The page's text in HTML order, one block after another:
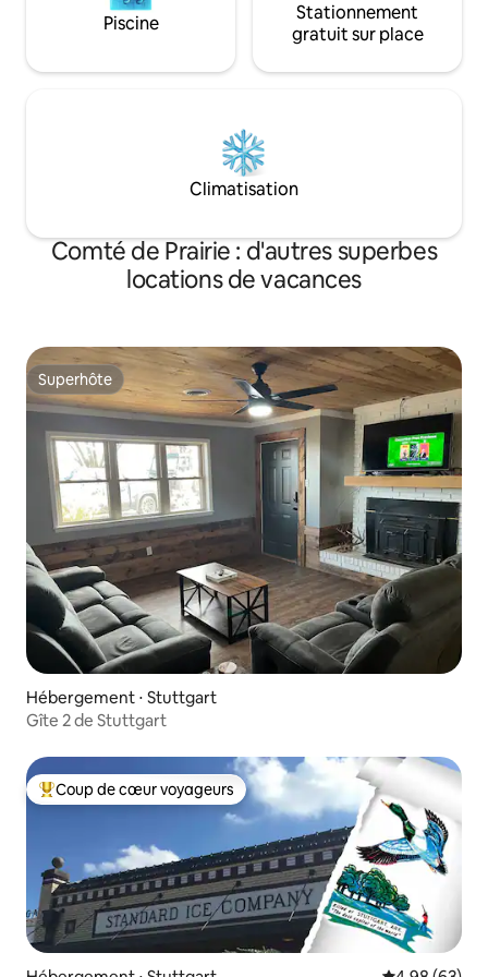
Piscine
Stationnement
gratuit sur place
Climatisation
Comté de Prairie : d'autres superbes
locations de vacances
Superhôte
Superhôte
Hébergement ⋅ Stuttgart
Gîte 2 de Stuttgart
Coups de cœur voyageurs les plus appréciés
Coup de cœur voyageurs